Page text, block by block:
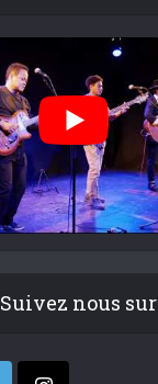
Suivez nous sur